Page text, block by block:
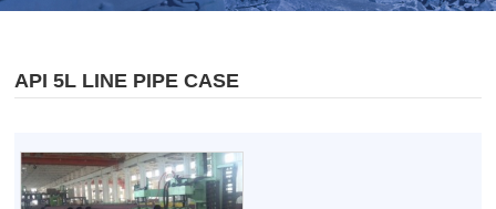
API 5L LINE PIPE CASE